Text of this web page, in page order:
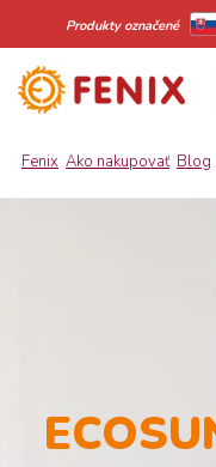
Produkty označené
Fenix Ako nakupovať Blog